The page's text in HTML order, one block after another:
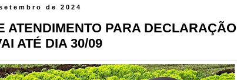
de 2024
ATENDIMENTO PARA DECLARAÇÃO
ATÉ DIA 30/09